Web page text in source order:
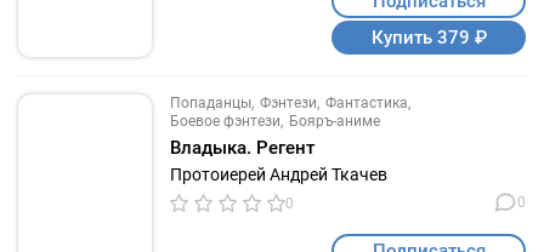
Купить 379 ₽
Попаданцы Фэнтези Фантастика
Боевое фэнтези
Бояръ-аниме
Владыка. Регент
Протоиерей Андрей Ткачев
0 0